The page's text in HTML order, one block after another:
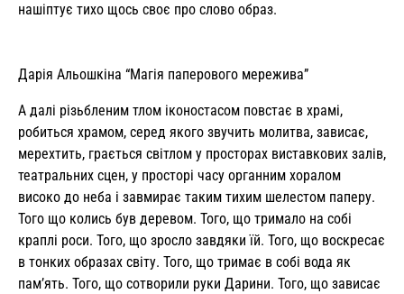
нашіптує тихо щось своє про слово образ.
Дарія Альошкіна “Магія паперового мережива”
А далі різьбленим тлом іконостасом повстає в храмі,
робиться храмом, серед якого звучить молитва, зависає,
мерехтить, грається світлом у просторах виставкових залів,
театральних сцен, у просторі часу органним хоралом
високо до неба і завмирає таким тихим шелестом паперу.
Того що колись був деревом. Того, що тримало на собі
краплі роси. Того, що зросло завдяки їй. Того, що воскресає
в тонких образах світу. Того, що тримає в собі вода як
пам’ять. Того, що сотворили руки Дарини. Того, що зависає